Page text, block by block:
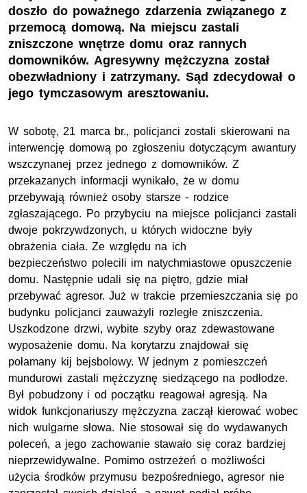
doszło do poważnego zdarzenia związanego z
przemocą domową. Na miejscu zastali
zniszczone wnętrze domu oraz rannych
domowników. Agresywny mężczyzna został
obezwładniony i zatrzymany. Sąd zdecydował o
jego tymczasowym aresztowaniu.
W sobotę, 21 marca br., policjanci zostali skierowani na
interwencję domową po zgłoszeniu dotyczącym awantury
wszczynanej przez jednego z domowników. Z
przekazanych informacji wynikało, że w domu
przebywają również osoby starsze - rodzice
zgłaszającego. Po przybyciu na miejsce policjanci zastali
dwoje pokrzywdzonych, u których widoczne były
obrażenia ciała. Ze względu na ich
bezpieczeństwo polecili im natychmiastowe opuszczenie
domu. Następnie udali się na piętro, gdzie miał
przebywać agresor. Już w trakcie przemieszczania się po
budynku policjanci zauważyli rozległe zniszczenia.
Uszkodzone drzwi, wybite szyby oraz zdewastowane
wyposażenie domu. Na korytarzu znajdował się
połamany kij bejsbolowy. W jednym z pomieszczeń
mundurowi zastali mężczyznę siedzącego na podłodze.
Był pobudzony i od początku reagował agresją. Na
widok funkcjonariuszy mężczyzna zaczął kierować wobec
nich wulgarne słowa. Nie stosował się do wydawanych
poleceń, a jego zachowanie stawało się coraz bardziej
nieprzewidywalne. Pomimo ostrzeżeń o możliwości
użycia środków przymusu bezpośredniego, agresor nie